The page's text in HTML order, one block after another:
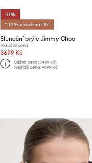
-11%
*-10 % s kódem: LST
Sluneční brýle Jimmy Choo
Aktuální cena:
3699 Kč
Běžná cena: 7499 Kč
Nejnižší cena: 4199 Kč